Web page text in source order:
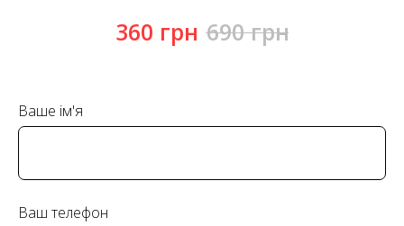
360 грн 690 грн
Ваше ім'я
Ваш телефон